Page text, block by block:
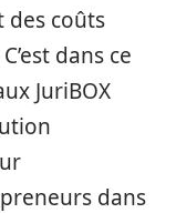
des coûts
dans ce
JuriBOX
dans